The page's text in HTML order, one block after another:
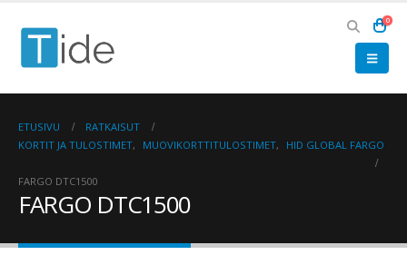
0
ETUSIVU
RATKAISUT
KORTIT JA TULOSTIMET, MUOVIKORTTITULOSTIMET, HID GLOBAL FARGO
FARGO DTC1500
FARGO DTC1500